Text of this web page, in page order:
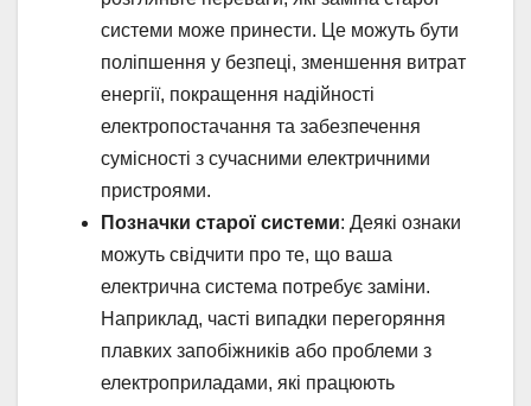
системи може принести. Це можуть бути
поліпшення у безпеці, зменшення витрат
енергії, покращення надійності
електропостачання та забезпечення
сумісності з сучасними електричними
пристроями.
Позначки старої системи: Деякі ознаки
можуть свідчити про те, що ваша
електрична система потребує заміни.
Наприклад, часті випадки перегоряння
плавких запобіжників або проблеми з
електроприладами, які працюють